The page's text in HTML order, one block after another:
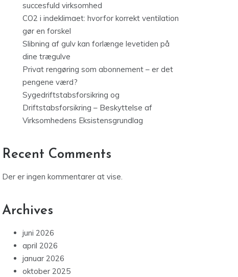
succesfuld virksomhed
CO2 i indeklimaet: hvorfor korrekt ventilation
gør en forskel
Slibning af gulv kan forlænge levetiden på
dine trægulve
Privat rengøring som abonnement – er det
pengene værd?
Sygedriftstabsforsikring og
Driftstabsforsikring – Beskyttelse af
Virksomhedens Eksistensgrundlag
Recent Comments
Der er ingen kommentarer at vise.
Archives
juni 2026
april 2026
januar 2026
oktober 2025